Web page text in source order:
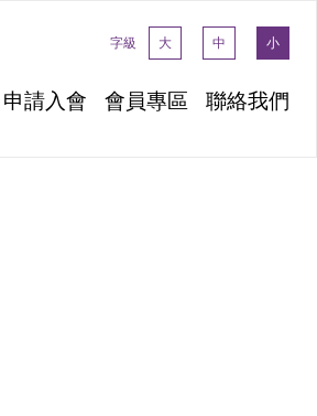
字級 大 中 小
申請入會 會員專區 聯絡我們